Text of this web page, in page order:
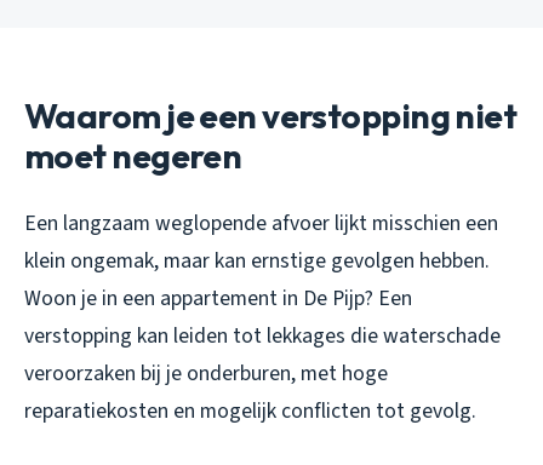
Waarom je een verstopping niet
moet negeren
Een langzaam weglopende afvoer lijkt misschien een
klein ongemak, maar kan ernstige gevolgen hebben.
Woon je in een appartement in De Pijp? Een
verstopping kan leiden tot lekkages die waterschade
veroorzaken bij je onderburen, met hoge
reparatiekosten en mogelijk conflicten tot gevolg.